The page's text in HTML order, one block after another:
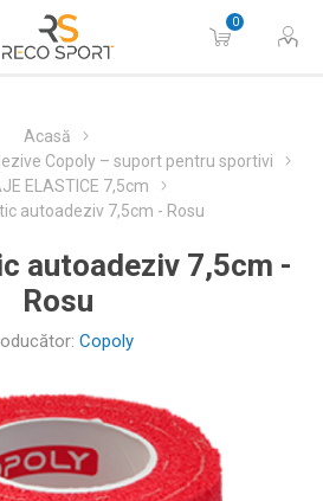
0
Acasă
Copoly – suport pentru sportivi
ELASTICE 7,5cm
autoadeziv 7,5cm - Rosu
autoadeziv 7,5cm -
Rosu
Copoly